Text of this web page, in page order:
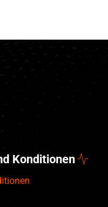
Konditionen